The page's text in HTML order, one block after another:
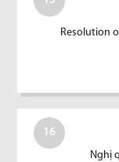
Resolution
16
Nghị